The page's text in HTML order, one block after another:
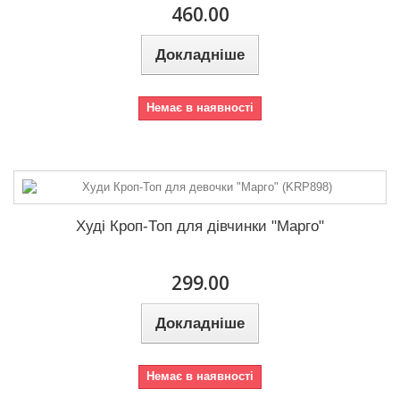
460.00
Докладніше
Немає в наявності
Худі Кроп-Топ для дівчинки "Марго"
299.00
Докладніше
Немає в наявності